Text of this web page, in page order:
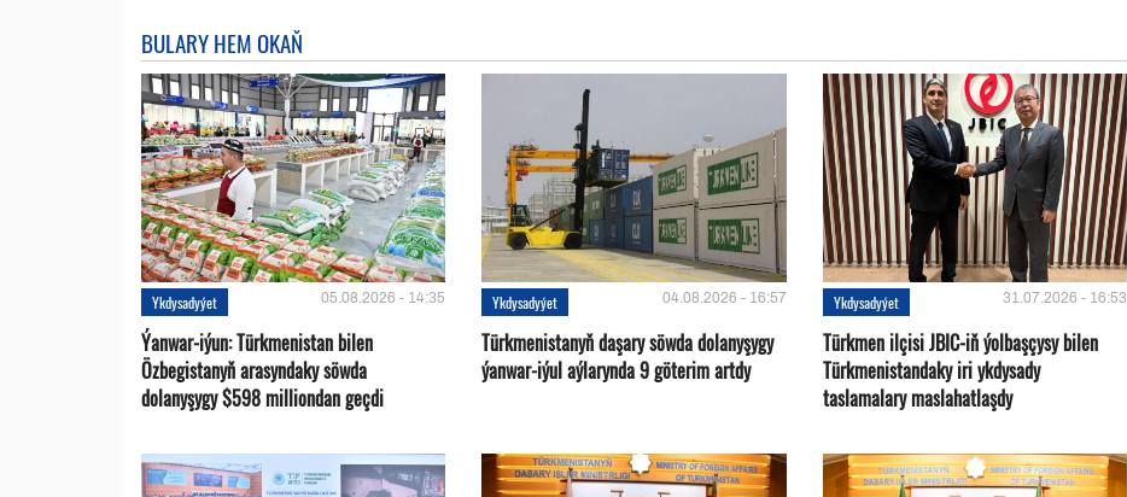
BULARY HEM OKAŇ
Ykdysadyýet 05.08.2026 - 14:35
Ýanwar-iýun: Türkmenistan bilen
Özbegistanyň arasyndaky söwda
dolanyşygy $598 milliondan geçdi
Ykdysadyýet 04.08.2026 - 16:57
Türkmenistanyň daşary söwda dolanyşygy
ýanwar-iýul aýlarynda 9 göterim artdy
Ykdysadyýet 31.07.2026 - 16:53
Türkmen ilçisi JBIC-iň ýolbaşçysy bilen
Türkmenistandaky iri ykdysady
taslamalary maslahatlaşdy